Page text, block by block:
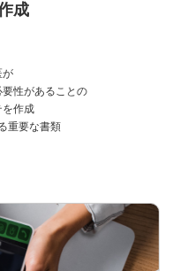
成
が
性があることの
を作成
重要な書類